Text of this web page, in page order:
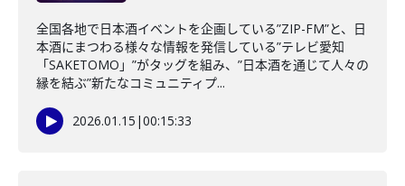
全国各地で日本酒イベントを企画している”ZIP-FM”と、日
本酒にまつわる様々な情報を発信している”テレビ愛知
「SAKETOMO」”がタッグを組み、”日本酒を通じて人々の
縁を結ぶ”新たなコミュニティプ...
2026.01.15 |00:15:33